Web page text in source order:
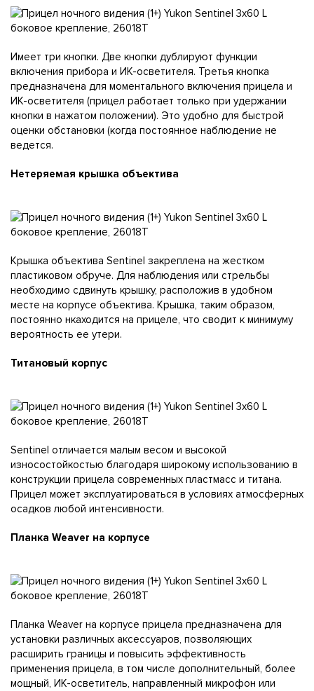
Имеет три кнопки. Две кнопки дублируют функции
включения прибора и ИК-осветителя. Третья кнопка
предназначена для моментального включения прицела и
ИК-осветителя (прицел работает только при удержании
кнопки в нажатом положении). Это удобно для быстрой
оценки обстановки (когда постоянное наблюдение не
ведется.
Нетеряемая крышка объектива
Крышка объектива Sentinel закреплена на жестком
пластиковом обруче. Для наблюдения или стрельбы
необходимо сдвинуть крышку, расположив в удобном
месте на корпусе объектива. Крышка, таким образом,
постоянно нкаходится на прицеле, что сводит к минимуму
вероятность ее утери.
Титановый корпус
Sentinel отличается малым весом и высокой
износостойкостью благодаря широкому использованию в
конструкции прицела современных пластмасс и титана.
Прицел может эксплуатироваться в условиях атмосферных
осадков любой интенсивности.
Планка Weaver на корпусе
Планка Weaver на корпусе прицела предназначена для
установки различных аксессуаров, позволяющих
расширить границы и повысить эффективность
применения прицела, в том числе дополнительный, более
мощный, ИК-осветитель, направленный микрофон или